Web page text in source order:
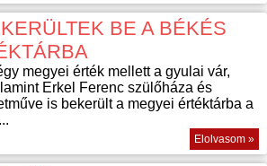
BE A BÉKÉS
megyei érték mellett a gyulai vár,
Erkel Ferenc szülőháza és
is bekerült a megyei értéktárba a
Elolvasom »